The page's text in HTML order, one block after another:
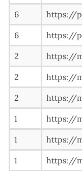
6 https://
6 https://
2 https://
2 https://
2 https://
1 https://
1 https://
1 https://